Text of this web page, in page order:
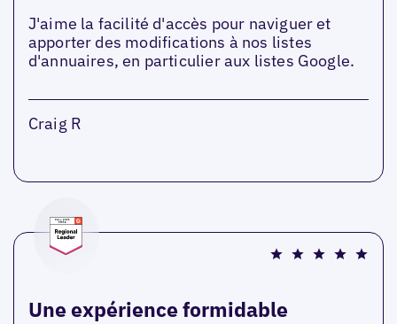
J'aime la facilité d'accès pour naviguer et
apporter des modifications à nos listes
d'annuaires, en particulier aux listes Google.
Craig R
Une expérience formidable